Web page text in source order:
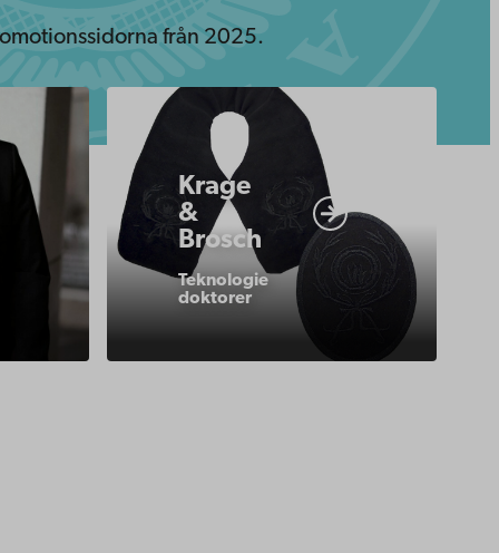
från 2025.
insignier-
Krage
&
Brosch
Teknologie
doktorer
https://www.abo.fi/om-
abo-
akademi/akademiska-
traditioner/promotion/insignier/
krage-